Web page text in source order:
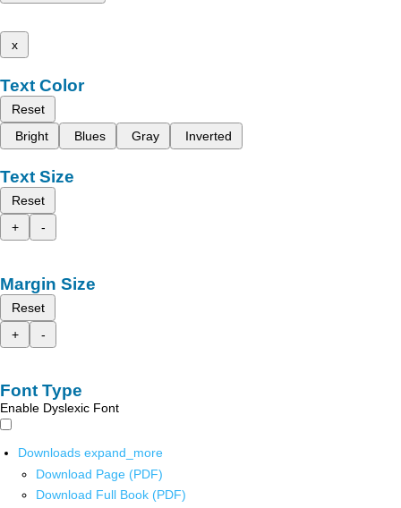
x
Text Color
Reset
Bright
Blues Gray Inverted
Text Size
Reset
+
-
Margin Size
Reset
+
-
Font Type
Enable Dyslexic Font
Downloads expand_more
Download Page (PDF)
Download Full Book (PDF)